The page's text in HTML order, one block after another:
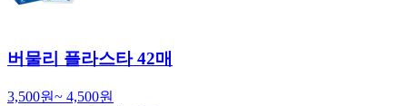
버물리 플라스타 42매
3,500원~ 4,500원